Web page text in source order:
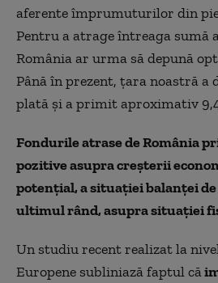
aferente împrumuturilor din
Pentru a atrage întreaga sumă
România ar urma să depună
Până în prezent, țara noastră a
plată și a primit aproximativ
Fondurile atrase de România
pozitive asupra creșterii
potențial, a situației balanței
ultimul rând, asupra situației
Un studiu recent realizat la
Europene subliniază faptul că